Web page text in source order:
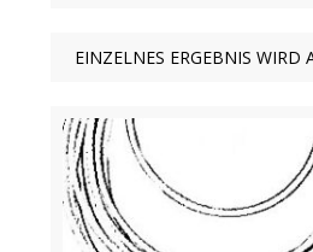
EINZELNES ERGEBNIS WIRD